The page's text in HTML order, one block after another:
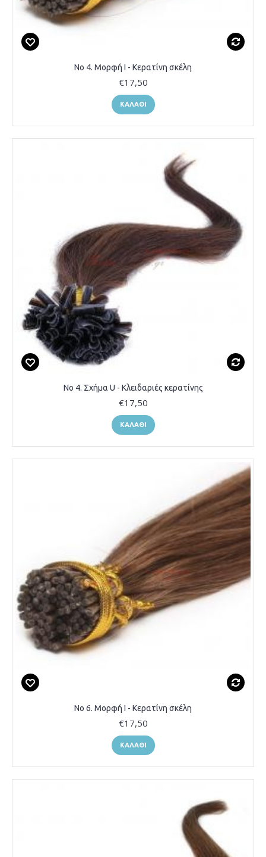
Νο 4. Μορφή Ι - Κερατίνη σκέλη
€17,50
ΚΑΛΆΘΙ
Νο 4. Σχήμα U - Κλειδαριές κερατίνης
€17,50
ΚΑΛΆΘΙ
Νο 6. Μορφή Ι - Κερατίνη σκέλη
€17,50
ΚΑΛΆΘΙ